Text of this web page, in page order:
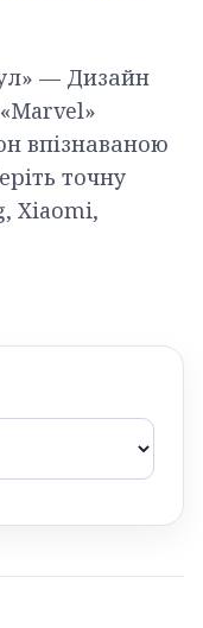
— Дизайн
впізнаваною
точну
Xiaomi,